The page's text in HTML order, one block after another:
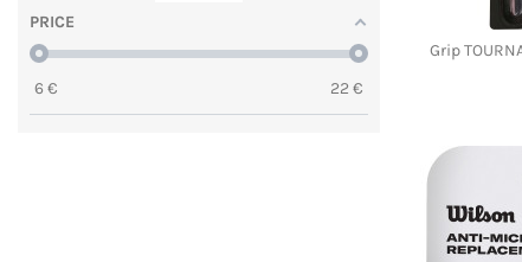
Grip
PRICE
6 € 22 €